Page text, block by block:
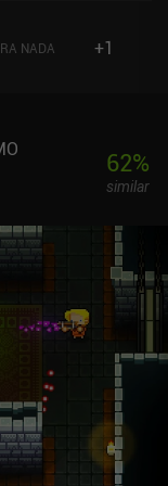
apenas influyen en
de las mejores
muchos de los viejos
no
opción de cambiar
iAPs para una
embargo, por
el equipo más
de largas partidas.
que desear, creo
los fans del género
NADA +1
62%
similar